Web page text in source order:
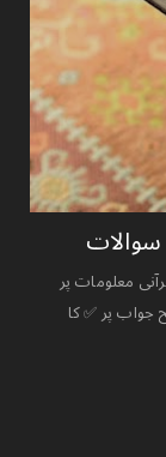
معلومات پر
جواب پر ✅ کا